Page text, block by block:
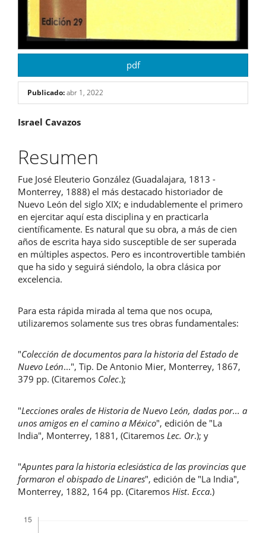
pdf
Publicado:abr 1, 2022
Contenido
principal
del
artículo
Israel Cavazos
Resumen
Fue José Eleuterio González (Guadalajara, 1813 -
Monterrey, 1888) el más destacado historiador de
Nuevo León del siglo XIX; e indudablemente el primero
en ejercitar aquí esta disciplina y en practicarla
científicamente. Es natural que su obra, a más de cien
años de escrita haya sido susceptible de ser superada
en múltiples aspectos. Pero es incontrovertible también
que ha sido y seguirá siéndolo, la obra clásica por
excelencia.
Para esta rápida mirada al tema que nos ocupa,
utilizaremos solamente sus tres obras fundamentales:
"Colección de documentos para la historia del Estado de
Nuevo León...", Tip. De Antonio Mier, Monterrey, 1867,
379 pp. (Citaremos Colec.);
"Lecciones orales de Historia de Nuevo León, dadas por... a
unos amigos en el camino a México", edición de "La
India", Monterrey, 1881, (Citaremos Lec. Or.); y
"Apuntes para la historia eclesiástica de las provincias que
formaron el obispado de Linares", edición de "La India",
Monterrey, 1882, 164 pp. (Citaremos Hist. Ecca.)